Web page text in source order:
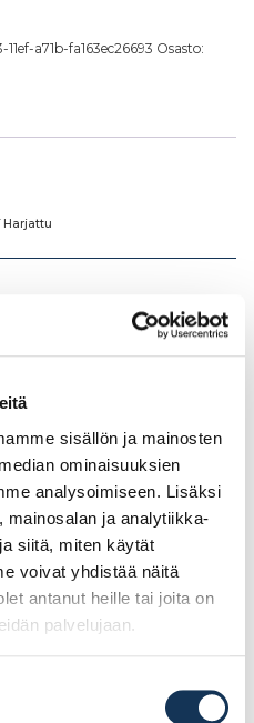
sisällön ja mainosten
ominaisuuksien
analysoimiseen. Lisäksi
mainosalan ja analytiikka-
siitä, miten käytät
voivat yhdistää näitä
antanut heille tai joita on
palvelujaan.
a71b-fa163ec26693 Osasto:
Harjattu
10/2500 matta hopea